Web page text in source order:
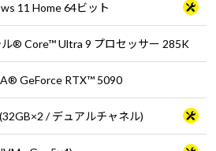
11 Home 64ビット
ル® Core™ Ultra 9 プロセッサー 285K
GeForce RTX™ 5090
/ デュアルチャネル)